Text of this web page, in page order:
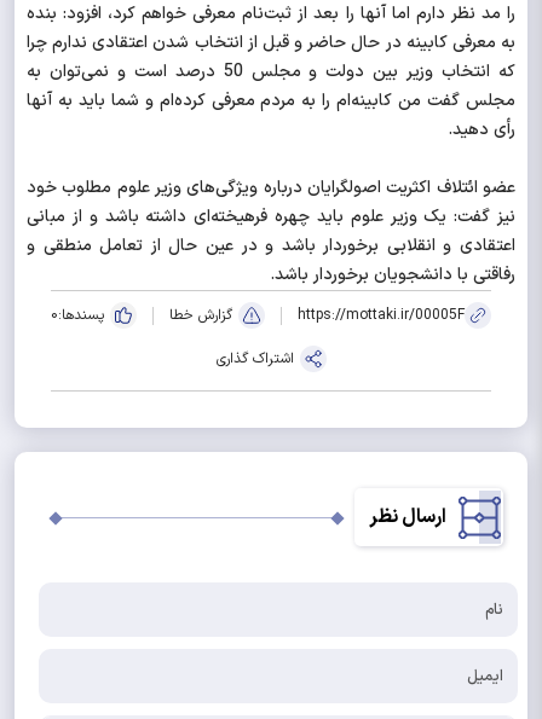
را مد نظر دارم اما آنها را بعد از ثبت‌نام معرفی خواهم کرد، افزود: بنده
به معرفی کابینه در حال حاضر و قبل از انتخاب شدن اعتقادی ندارم چرا
که انتخاب وزیر بین دولت و مجلس 50 درصد است و نمی‌توان به
مجلس گفت من کابینه‌ام را به مردم معرفی کرده‌ام و شما باید به آنها
رأی دهید.
عضو ائتلاف اکثریت اصولگرایان درباره ویژگی‌های وزیر علوم مطلوب خود
نیز گفت: یک وزیر علوم باید چهره فرهیخته‌ای داشته باشد و از مبانی
اعتقادی و انقلابی برخوردار باشد و در عین حال از تعامل منطقی و
رفاقتی با دانشجویان برخوردار باشد.
https://mottaki.ir/00005F گزارش خطا پسندها:0
اشتراک گذاری
ارسال نظر